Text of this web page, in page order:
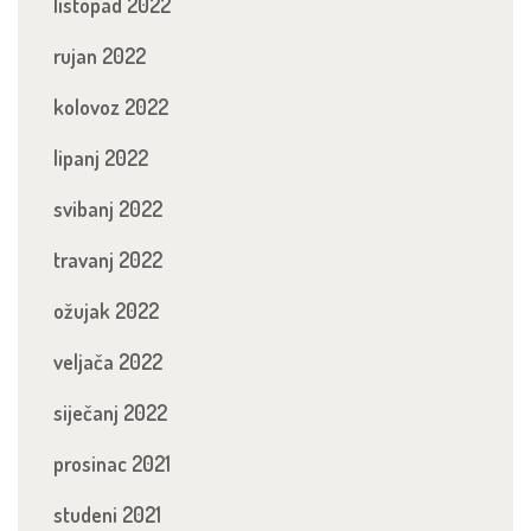
listopad 2022
rujan 2022
kolovoz 2022
lipanj 2022
svibanj 2022
travanj 2022
ožujak 2022
veljača 2022
siječanj 2022
prosinac 2021
studeni 2021